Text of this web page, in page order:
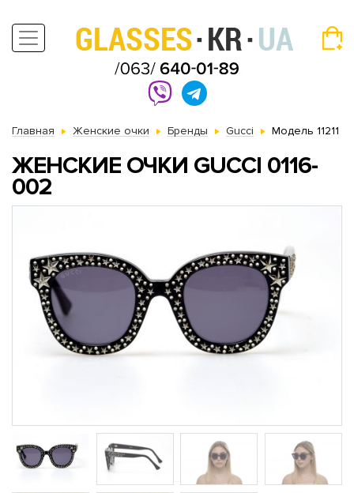
Главная Женские очки Бренды Gucci Модель 11211
ЖЕНСКИЕ ОЧКИ GUCCI 0116-
002